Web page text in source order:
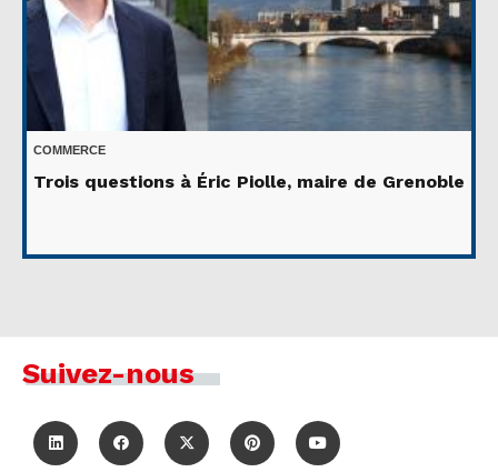
COMMERCE
Trois questions à Éric Piolle, maire de Grenoble
Suivez-nous